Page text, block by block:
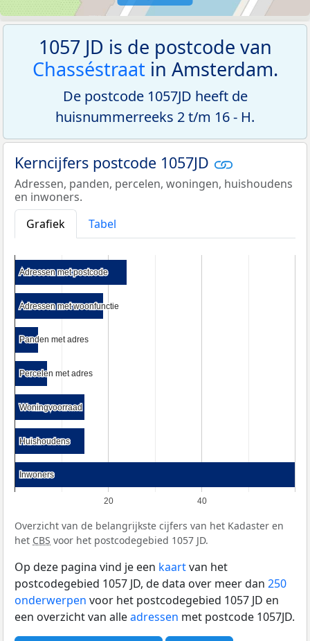
1057 JD is de postcode van
Chasséstraatin Amsterdam.
De postcode 1057JD heeft de
huisnummerreeks 2 t/m 16 - H.
Kerncijfers postcode 1057JD
Adressen, panden, percelen, woningen, huishoudens
en inwoners.
Grafiek
Tabel
20 40
Adressen met postcode
Adressen met postcode
Adressen met woonfunctie
Adressen met woonfunctie
Panden met adres
Panden met adres
Percelen met adres
Percelen met adres
Woningvoorraad
Woningvoorraad
Huishoudens
Huishoudens
Inwoners
Inwoners
Overzicht van de belangrijkste cijfers van het Kadaster en
het CBS voor het postcodegebied 1057 JD.
Op deze pagina vind je een kaartvan het
postcodegebied 1057 JD, de data over meer dan 250
onderwerpen voor het postcodegebied 1057 JD en
een overzicht van alleadressen met postcode 1057JD.